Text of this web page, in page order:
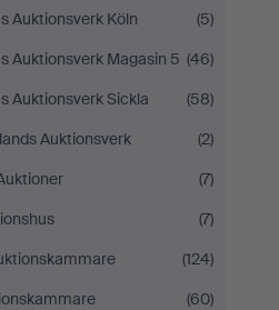
Auktionsverk Köln
(5)
Auktionsverk Magasin 5 (46)
Auktionsverk Sickla
(58)
Auktionsverk
(2)
(7)
(7)
(124)
(60)